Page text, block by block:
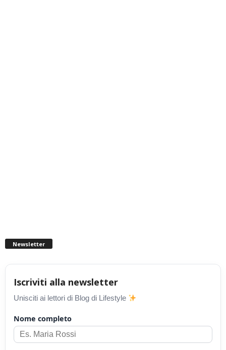
Newsletter
Iscriviti alla newsletter
Unisciti ai lettori di Blog di Lifestyle
Nome completo